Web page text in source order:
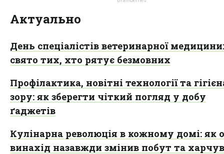
Актуально
День спеціалістів ветеринарної медицини:
свято тих, хто рятує безмовних
Профілактика, новітні технології та
зору: як зберегти чіткий погляд у добу
ґаджетів
Кулінарна революція в кожному домі: як
винахід назавжди змінив побут та